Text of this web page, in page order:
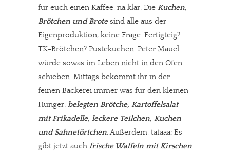
für euch einen Kaffee, na klar. Die Kuchen,
Brötchen und Brotesind alle aus der
Eigenproduktion, keine Frage. Fertigteig?
TK-Brötchen? Pustekuchen. Peter Mauel
würde sowas im Leben nicht in den Ofen
schieben. Mittags bekommt ihr in der
feinen Bäckerei immer was für den kleinen
Hunger: belegten Brötche, Kartoffelsalat
mit Frikadelle, leckere Teilchen, Kuchen
und Sahnetörtchen. Außerdem, tataaa: Es
gibt jetzt auch frische Waffeln mit Kirschen